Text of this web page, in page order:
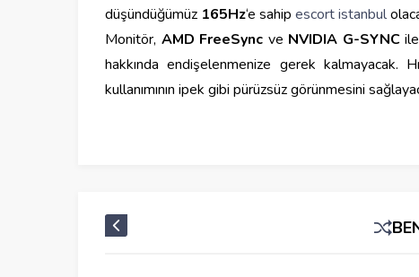
düşündüğümüz 165Hz‘e sahip escort istanbul
Monitör, AMD FreeSync ve NVIDIA G-SYNCile
hakkında endişelenmenize gerek kalmayacak.
kullanımının ipek gibi pürüzsüz görünmesini